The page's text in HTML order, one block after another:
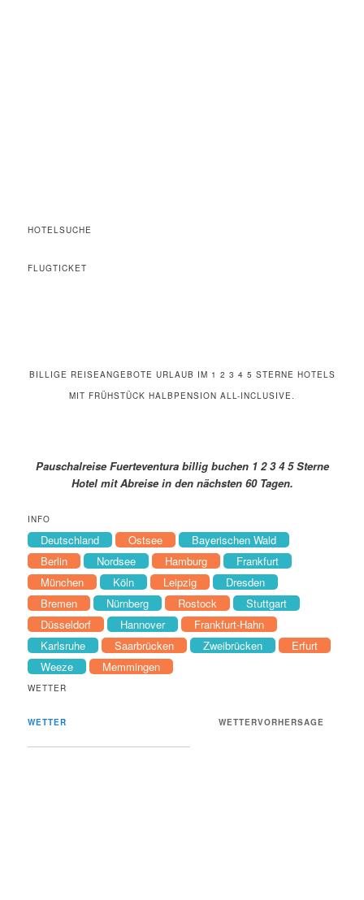
HOTELSUCHE
FLUGTICKET
BILLIGE REISEANGEBOTE URLAUB IM 1 2 3 4 5 STERNE HOTELS
MIT FRÜHSTÜCK HALBPENSION ALL-INCLUSIVE.
Pauschalreise Fuerteventura billig buchen 1 2 3 4 5 Sterne
Hotel mit Abreise in den nächsten 60 Tagen.
INFO
Deutschland Ostsee
Bayerischen Wald
Berlin
Nordsee Hamburg
Frankfurt
München
Köln Leipzig
Dresden
Bremen
Nürnberg Rostock
Stuttgart
Düsseldorf
Hannover
Frankfurt-Hahn
Karlsruhe
Saarbrücken Zweibrücken
Erfurt
Weeze
Memmingen
WETTER
WETTER WETTERVORHERSAGE